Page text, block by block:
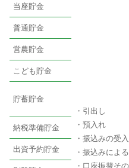
当座貯金
・引出し
・預入れ
・振込みの受
・振込みによ
・口座振替そ
普通貯金
営農貯金
こども貯金
貯蓄貯金
納税準備貯金
出資予約貯金